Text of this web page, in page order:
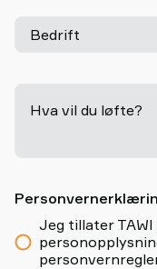
Bedrift
Hva vil du løfte?
Jeg tillater